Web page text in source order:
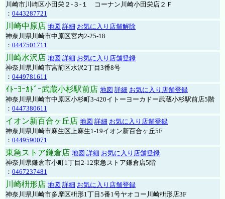
川崎市川崎区小田栄２‐３‐１ コーナン川崎小田栄店２Ｆ
： 0443287721
川崎中原店 地図 詳細 お気に入り店舗解除
神奈川県川崎市中原区宮内2-25-18
： 0447501711
川崎水沢店 地図 詳細 お気に入り店舗登録
神奈川県川崎市宮前区水沢2丁目3番8号
： 0449781611
ｲﾄｰﾖｰｶﾄﾞｰ武蔵小杉駅前店 地図 詳細 お気に入り店舗登録
神奈川県川崎市中原区小杉町3-420イトーヨーカドー武蔵小杉駅前店5階
： 0447380611
イオン新百合ヶ丘店 地図 詳細 お気に入り店舗登録
神奈川県川崎市麻生区上麻生1-19イオン新百合ヶ丘5F
： 0449590071
東急ストア鎌倉店 地図 詳細 お気に入り店舗登録
神奈川県鎌倉市小町1丁目2-12東急ストア鎌倉店5階
： 0467237481
川崎枡形店 地図 詳細 お気に入り店舗登録
神奈川県川崎市多摩区枡形1丁目5番1号ヤオコー川崎枡形店3F